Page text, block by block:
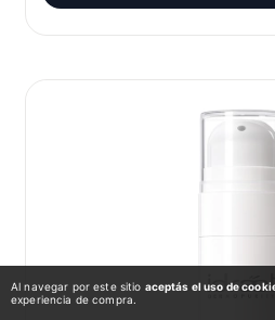
Al navegar por este sitio aceptás el uso de
experiencia de compra.